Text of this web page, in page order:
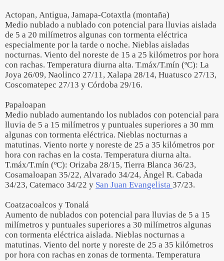
Actopan, Antigua, Jamapa-Cotaxtla (montaña)
Medio nublado a nublado con potencial para lluvias aislada
de 5 a 20 milímetros algunas con tormenta eléctrica
especialmente por la tarde o noche. Nieblas aisladas
nocturnas. Viento del noreste de 15 a 25 kilómetros por hora
con rachas. Temperatura diurna alta. T.máx/T.mín (ºC): La
Joya 26/09, Naolinco 27/11, Xalapa 28/14, Huatusco 27/13,
Coscomatepec 27/13 y Córdoba 29/16.
Papaloapan
Medio nublado aumentando los nublados con potencial para
lluvia de 5 a 15 milímetros y puntuales superiores a 30 mm
algunas con tormenta eléctrica. Nieblas nocturnas a
matutinas. Viento norte y noreste de 25 a 35 kilómetros por
hora con rachas en la costa. Temperatura diurna alta.
T.máx/T.mín (ºC): Orizaba 28/15, Tierra Blanca 36/23,
Cosamaloapan 35/22, Alvarado 34/24, Ángel R. Cabada
34/23, Catemaco 34/22 y San Juan Evangelista 37/23.
Coatzacoalcos y Tonalá
Aumento de nublados con potencial para lluvias de 5 a 15
milímetros y puntuales superiores a 30 milímetros algunas
con tormenta eléctrica aislada. Nieblas nocturnas a
matutinas. Viento del norte y noreste de 25 a 35 kilómetros
por hora con rachas en zonas de tormenta. Temperatura